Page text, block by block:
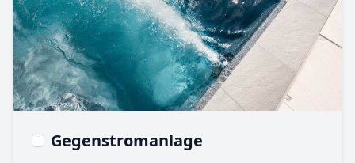
Gegenstromanlage